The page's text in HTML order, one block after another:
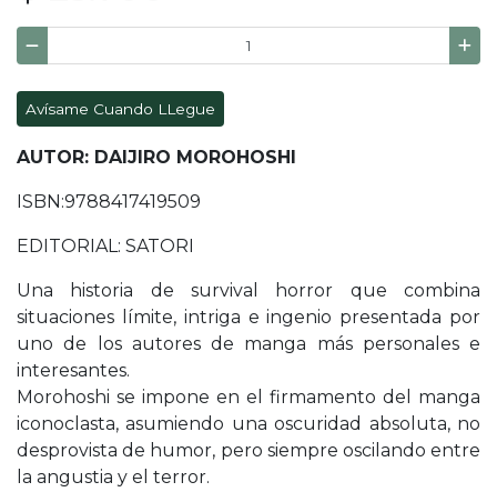
Avísame Cuando LLegue
AUTOR: DAIJIRO MOROHOSHI
ISBN:9788417419509
EDITORIAL: SATORI
Una historia de survival horror que combina
situaciones límite, intriga e ingenio presentada por
uno de los autores de manga más personales e
interesantes.
Morohoshi se impone en el firmamento del manga
iconoclasta, asumiendo una oscuridad absoluta, no
desprovista de humor, pero siempre oscilando entre
la angustia y el terror.